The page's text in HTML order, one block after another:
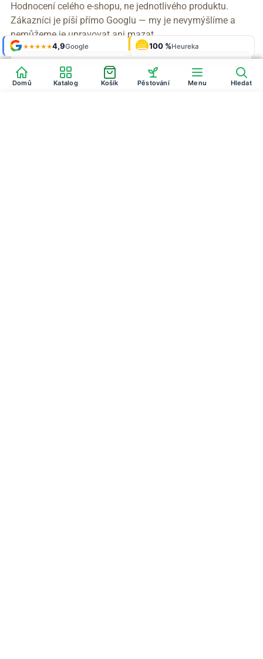
Hodnocení celého e-shopu, ne jednotlivého produktu.
Zákazníci je píší přímo Googlu — my je nevymýšlíme a
nemůžeme je upravovat ani mazat.
★★★★★4,9Google OVĚŘENO
ZÁKAZNÍKY
Heureka 100 %Heureka
Shop roku'24 + '25 Galerie925 fotek
Domů Katalog Košík Pěstování Menu Hledat